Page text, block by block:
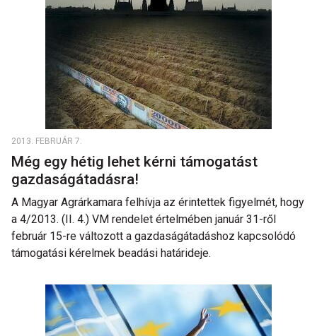
2013. FEBRUÁR 7.
Még egy hétig lehet kérni támogatást
gazdaságátadásra!
A Magyar Agrárkamara felhívja az érintettek figyelmét, hogy
a 4/2013. (II. 4.) VM rendelet értelmében január 31-ről
február 15-re változott a gazdaságátadáshoz kapcsolódó
támogatási kérelmek beadási határideje.